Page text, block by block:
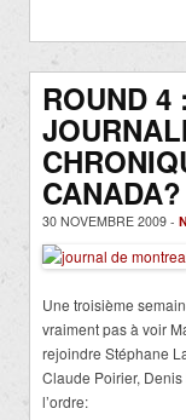
ROUND 4
CANADA?
30 NOVEMBRE 2009 -
Une troisième
vraiment pas à voir
rejoindre Stéphane
Claude Poirier,
l’ordre: